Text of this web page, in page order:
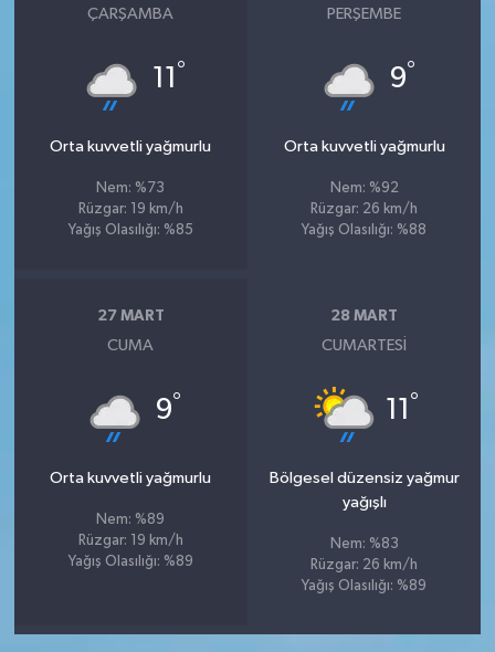
ÇARŞAMBA
11 °
Orta kuvvetli yağmurlu
Nem: %73
Rüzgar: 19 km/h
Yağış Olasılığı: %85
PERŞEMBE
9°
Orta kuvvetli yağmurlu
Nem: %92
Rüzgar: 26 km/h
Yağış Olasılığı: %88
27 MART
CUMA
9°
Orta kuvvetli yağmurlu
Nem: %89
Rüzgar: 19 km/h
Yağış Olasılığı: %89
28 MART
CUMARTESI
11 °
Bölgesel düzensiz yağmur
yağışlı
Nem: %83
Rüzgar: 26 km/h
Yağış Olasılığı: %89